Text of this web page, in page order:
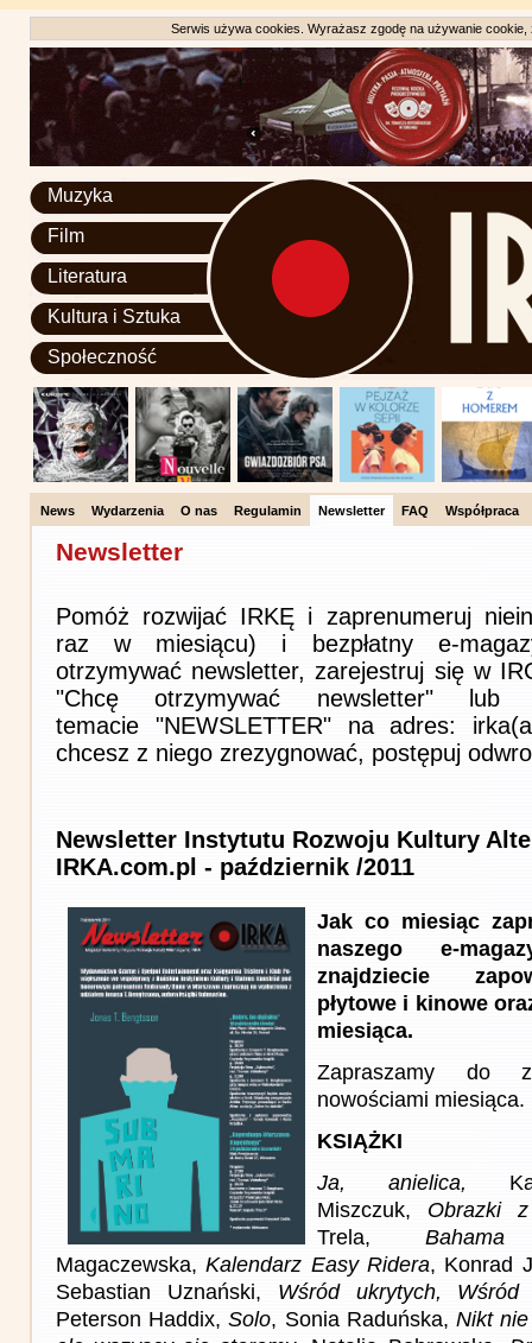
Serwis używa cookies. Wyrażasz zgodę na używanie
Muzyka
Film
Literatura
Kultura i Sztuka
Społeczność
News Wydarzenia O nas Regulamin Newsletter FAQ Współpraca
Newsletter
Pomóż rozwijać IRKĘ i zaprenumeruj
raz w miesiącu) i bezpłatny e-
otrzymywać newsletter, zarejestruj się w
"Chcę otrzymywać newsletter"
temacie "NEWSLETTER" na adres:
chcesz z niego zrezygnować, postępuj
Newsletter Instytutu Rozwoju Kultury
IRKA.com.pl - październik /2011
Jak co miesiąc
naszego e-
znajdziecie
płytowe i kinowe
miesiąca.
Zapraszamy do
nowościami miesiąca.
KSIĄŻKI
Ja, anielica,
Miszczuk, Obrazki
Trela,
Magaczewska,Kalendarz Easy Ridera, Konrad
Sebastian Uznański, Wśród ukrytych, Wśród
Peterson Haddix,Solo, Sonia Raduńska,Nikt